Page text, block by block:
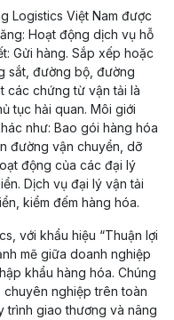
Logistics Việt Nam được
Hoạt động dịch vụ hỗ
Gửi hàng. Sắp xếp hoặc
sắt, đường bộ, đường
các chứng từ vận tải là
tục hải quan. Môi giới
như: Bao gói hàng hóa
đường vận chuyển, dỡ
động của các đại lý
Dịch vụ đại lý vận tải
kiểm đếm hàng hóa.
với khẩu hiệu “Thuận lợi
mẽ giữa doanh nghiệp
khẩu hàng hóa. Chúng
nghiệp trên toàn
trình giao thương và nâng